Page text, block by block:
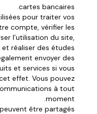
cartes bancaires.
pour traiter vos
compte, vérifier les
l’utilisation du site,
réaliser des études
envoyer des
et services si vous
effet. Vous pouvez
à tout
moment.
être partagés